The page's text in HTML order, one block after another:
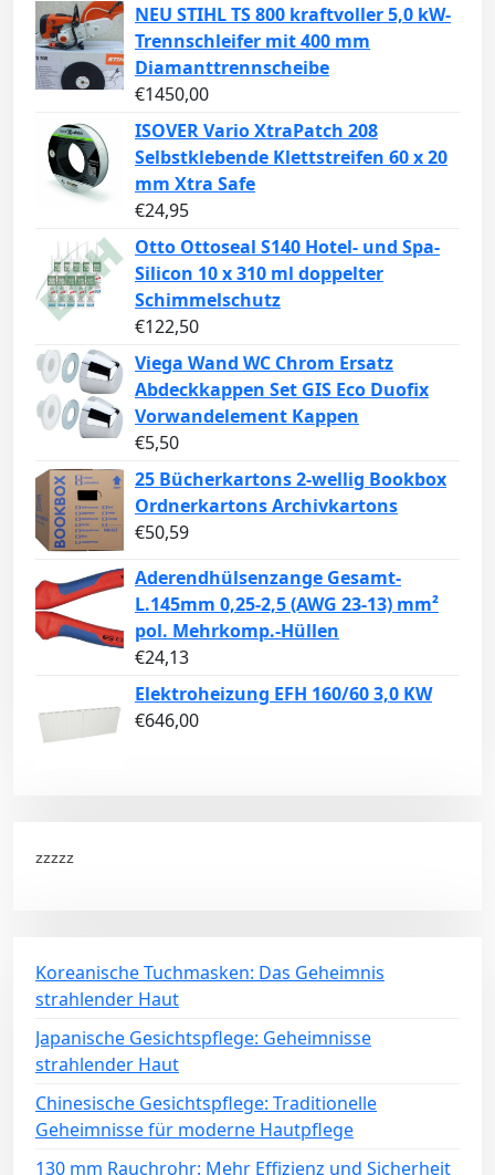
NEU STIHL TS 800 kraftvoller 5,0 kW-
Trennschleifer mit 400 mm
Diamanttrennscheibe
€1450,00
ISOVER Vario XtraPatch 208
Selbstklebende Klettstreifen 60 x 20
mm Xtra Safe
€24,95
Otto Ottoseal S140 Hotel- und Spa-
Silicon 10 x 310 ml doppelter
Schimmelschutz
€122,50
Viega Wand WC Chrom Ersatz
Abdeckkappen Set GIS Eco Duofix
Vorwandelement Kappen
€5,50
25 Bücherkartons 2-wellig Bookbox
Ordnerkartons Archivkartons
€50,59
Aderendhülsenzange Gesamt-
L.145mm 0,25-2,5 (AWG 23-13) mm²
pol. Mehrkomp.-Hüllen
€24,13
Elektroheizung EFH 160/60 3,0 KW
€646,00
zzzzz
Koreanische Tuchmasken: Das Geheimnis
strahlender Haut
Japanische Gesichtspflege: Geheimnisse
strahlender Haut
Chinesische Gesichtspflege: Traditionelle
Geheimnisse für moderne Hautpflege
130 mm Rauchrohr: Mehr Effizienz und Sicherheit